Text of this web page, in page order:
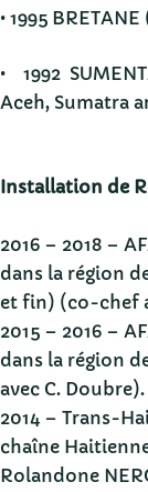
• 1995
• 1992
Aceh, Sumatra
Installation de
2016 – 2018 –
dans la région
et fin) (co-chef
2015 – 2016 –
dans la région
avec C. Doubre).
2014 – Trans-
chaîne
Rolandone